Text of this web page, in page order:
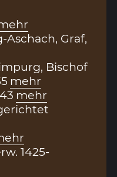
Aschach, Graf,
Bischof
mehr
mehr
1425-